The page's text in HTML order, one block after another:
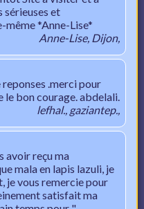
sérieuses et
même *Anne-Lise*
Anne-Lise, Dijon,
.merci pour
bon courage. abdelali.
lefhal., gaziantep.,
avoir reçu ma
mala en lapis lazuli, je
je vous remercie pour
satisfait ma